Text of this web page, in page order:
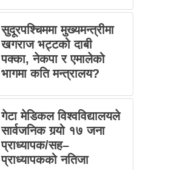
सुदूरपश्चिममा मुख्यमन्त्रीमा
खगराज भट्टको दाबी
पक्का, नेकपा र एमालेको
भागमा कति मन्त्रालय?
गेटा मेडिकल विश्वविद्यालयले
सार्वजनिक गर्‍यो १७ जना
प्राध्यापक/सह–
प्राध्यापकको नतिजा